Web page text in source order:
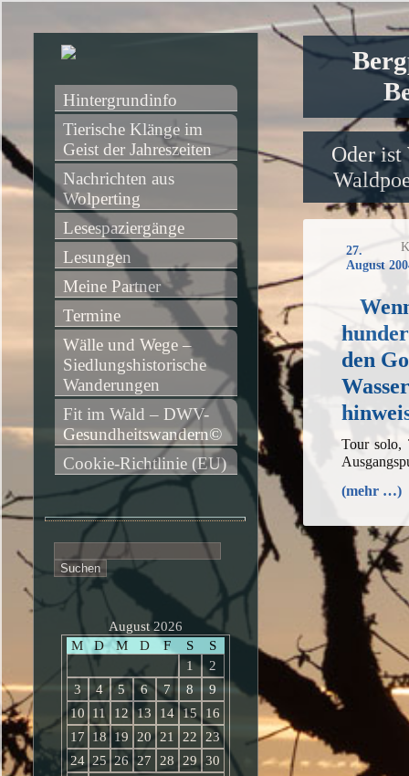
Oder ist
27.
August
den
Tour
(mehr …)
Hintergrundinfo
Tierische Klänge im
Geist der Jahreszeiten
Nachrichten aus
Wolperting
Lesespaziergänge
Lesungen
Meine Partner
Termine
Wälle und Wege –
Siedlungshistorische
Wanderungen
Fit im Wald – DWV-
Gesundheitswandern©
Cookie-Richtlinie (EU)
nach:
August 2026
M
D M D F S
S
1
2
3
4 5 6 7 8
9
10
11 12 13 14 15
16
17
18 19 20 21 22
23
24 25 26 27 28 29
30